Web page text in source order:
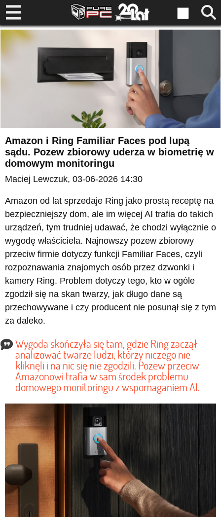
Amazon i Ring Familiar Faces pod lupą
sądu. Pozew zbiorowy uderza w biometrię w
domowym monitoringu
Maciej Lewczuk, 03-06-2026 14:30
Amazon od lat sprzedaje Ring jako prostą receptę na
bezpieczniejszy dom, ale im więcej AI trafia do takich
urządzeń, tym trudniej udawać, że chodzi wyłącznie o
wygodę właściciela. Najnowszy pozew zbiorowy
przeciw firmie dotyczy funkcji Familiar Faces, czyli
rozpoznawania znajomych osób przez dzwonki i
kamery Ring. Problem dotyczy tego, kto w ogóle
zgodził się na skan twarzy, jak długo dane są
przechowywane i czy producent nie posunął się z tym
za daleko.
Wygoda skończyła się tam, gdzie Ring zaczął
analizować twarze ludzi, którzy niczego nie
kliknęli i na nic się nie zgodzili. Pozew przeciw
Amazonowi trafia w sam środek problemu
domowego monitoringu z wspomaganiem AI.